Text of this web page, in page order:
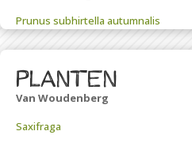
Prunus subhirtella autumnalis
planten
Van Woudenberg
Saxifraga